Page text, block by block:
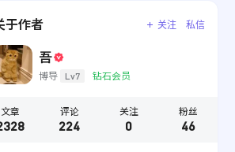
于作者 关注 私信
吾
博导 Lv7 钻石会员
文章 评论
224
关注
0
粉丝
46